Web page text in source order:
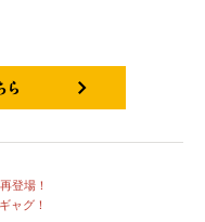
登場！
ャグ！